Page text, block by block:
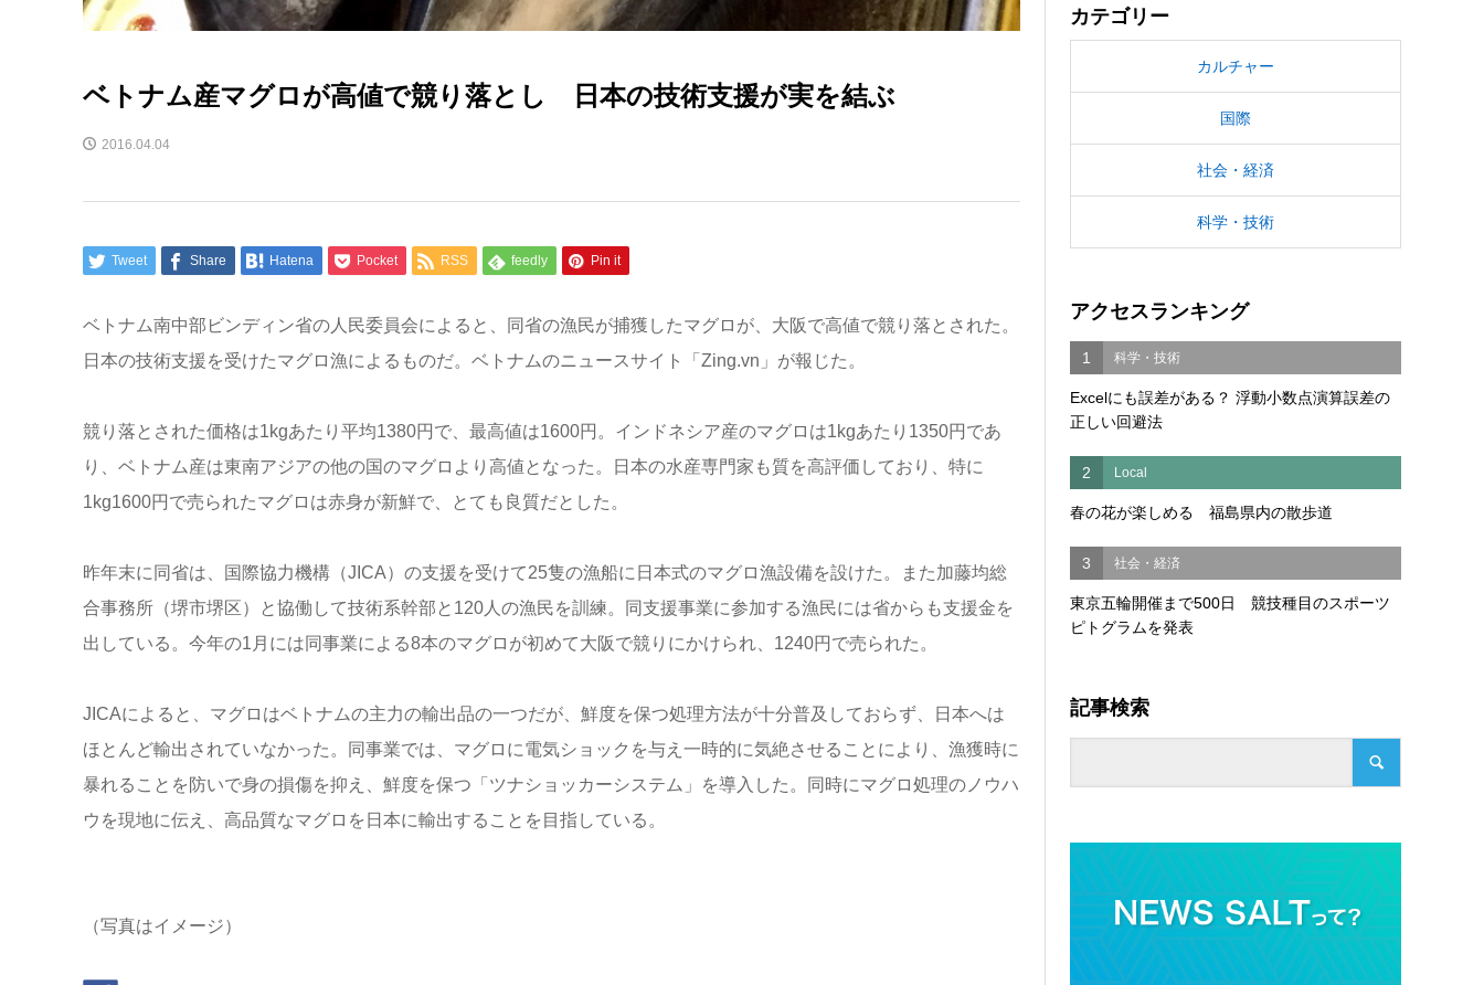
ベトナム産マグロが高値で競り落とし 日本の技術支援が実を結ぶ
2016.04.04
Tweet Share Hatena Pocket RSS feedly Pin it
ベトナム南中部ビンディン省の人民委員会によると、同省の漁民が捕獲したマグロが、大阪で高値で競り落とされた。
日本の技術支援を受けたマグロ漁によるものだ。ベトナムのニュースサイト「Zing.vn」が報じた。
競り落とされた価格は1kgあたり平均1380円で、最高値は1600円。インドネシア産のマグロは1kgあたり1350円であ
り、ベトナム産は東南アジアの他の国のマグロより高値となった。日本の水産専門家も質を高評価しており、特に
1kg1600円で売られたマグロは赤身が新鮮で、とても良質だとした。
昨年末に同省は、国際協力機構（JICA）の支援を受けて25隻の漁船に日本式のマグロ漁設備を設けた。また加藤均総
合事務所（堺市堺区）と協働して技術系幹部と120人の漁民を訓練。同支援事業に参加する漁民には省からも支援金を
出している。今年の1月には同事業による8本のマグロが初めて大阪で競りにかけられ、1240円で売られた。
JICAによると、マグロはベトナムの主力の輸出品の一つだが、鮮度を保つ処理方法が十分普及しておらず、日本へは
ほとんど輸出されていなかった。同事業では、マグロに電気ショックを与え一時的に気絶させることにより、漁獲時に
暴れることを防いで身の損傷を抑え、鮮度を保つ「ツナショッカーシステム」を導入した。同時にマグロ処理のノウハ
ウを現地に伝え、高品質なマグロを日本に輸出することを目指している。
（写真はイメージ）
カテゴリー
カルチャー
国際
社会・経済
科学・技術
アクセスランキング
1 科学・技術
Excelにも誤差がある？ 浮動小数点演算誤差の
正しい回避法
2 Local
春の花が楽しめる 福島県内の散歩道
3 社会・経済
東京五輪開催まで500日 競技種目のスポーツ
ピトグラムを発表
記事検索